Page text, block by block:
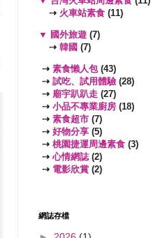
⇢ 火車站素食 (11)
▼ 國外旅遊 (7)
⇢ 韓國 (7)
⇢ 素食懶人包(43)
⇢ 試吃、試用體驗(28)
⇢ 廟宇趴趴走 (27)
⇢ 小品不專業廚房 (18)
⇢ 素食超市 (7)
⇢ 好物分享 (5)
⇢ 桃園捷運周邊素食 (3)
⇢心情網誌 (2)
⇢ 電影欣賞 (2)
網誌存檔